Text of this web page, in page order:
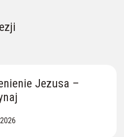
Jezusa –